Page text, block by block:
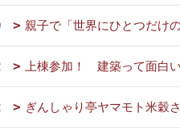
親子で「世界にひとつだけ
上棟参加！ 建築って面白い
ぎんしゃり亭ヤマモト米穀